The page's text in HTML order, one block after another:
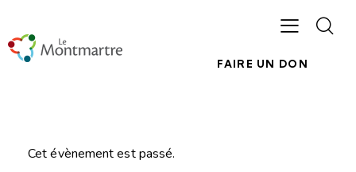
FAIRE UN DON
Cet évènement est passé.